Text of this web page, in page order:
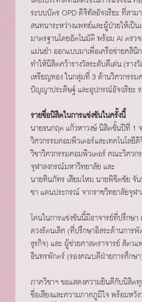
ระบบบัตร OPD ดิจิทัลอัจฉริยะ ที่สาม
สนทนาระหว่างแพทย์และผู้ป่วยให้เป็น
มาตรฐานโดยอัตโนมัติ พร้อม AI ตรว
แม่นยำ ออกแบบมาเพื่อเครือข่ายคลิ
ทำให้นิสิตคว้ารางวัลระดับดีเด่น (ราง
เหรียญทอง ในกลุ่มที่ 3 ด้านวิศวกรรม
ปัญญาประดิษฐ์ และอุปกรณ์อัจฉริยะ
รายชื่อนิสิตในการแข่งขันในครั้งนี้
นายธนกฤต แก้วหาวงษ์ นิสิตชั้นปีที่ 1
วิศวกรรมคอมพิวเตอร์และเทคโนโลยี
วิชาวิศวกรรมคอมพิวเตอร์ คณะวิศวก
จุฬาลงกรณ์มหาวิทยาลัย และ
นายทินภัทร เสียมไหม นายพิชิตชัย
ชา แดนประกรณ์ จากราชวิทยาลัยจุฬ
โดนในการแข่งขันนี้มีอาจารย์ที่ปรึกษ
ดวงรัตนเลิศ (ที่ปรึกษาอิสระด้านการ
ธุรกิจ) และ ผู้ช่วยศาสตราจารย์ สัตว
อินทรพักตร์ (รองคณบดีฝ่ายการศึกษ
ภาควิชาฯ ขอแสดงความยินดีกับนิสิต
ชื่อเสียงและความภาคภูมิใจ พร้อมหวั